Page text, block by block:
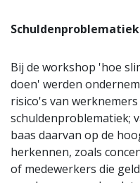
Schuldenproblematiek
Bij de workshop 'hoe
doen' werden
risico's van
schuldenproblematiek;
baas daarvan op de
herkennen, zoals
of medewerkers die